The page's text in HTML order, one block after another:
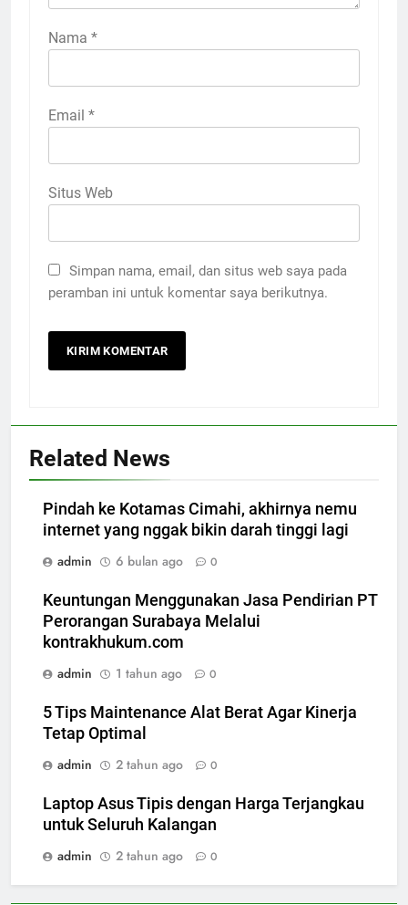
Nama *
Email *
Situs Web
Simpan nama, email, dan situs web saya pada
peramban ini untuk komentar saya berikutnya.
Related News
Pindah ke Kotamas Cimahi, akhirnya nemu
internet yang nggak bikin darah tinggi lagi
admin
6 bulan ago 0
Keuntungan Menggunakan Jasa Pendirian PT
Perorangan Surabaya Melalui
kontrakhukum.com
admin
1 tahun ago 0
5 Tips Maintenance Alat Berat Agar Kinerja
Tetap Optimal
admin
2 tahun ago 0
Laptop Asus Tipis dengan Harga Terjangkau
untuk Seluruh Kalangan
admin
2 tahun ago 0